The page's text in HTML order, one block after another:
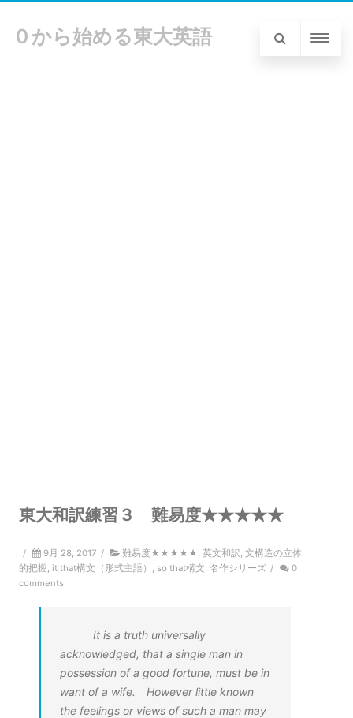
０から始める東大英語
東大和訳練習３ 難易度★★★★★
/ 9月 28, 2017 / 難易度★★★★★, 英文和訳, 文構造の立体
的把握, it that構文（形式主語） , so that構文, 名作シリーズ /
0
comments
It is a truth universally
acknowledged, that a single man in
possession of a good fortune, must be in
want of a wife. However little known
the feelings or views of such a man may